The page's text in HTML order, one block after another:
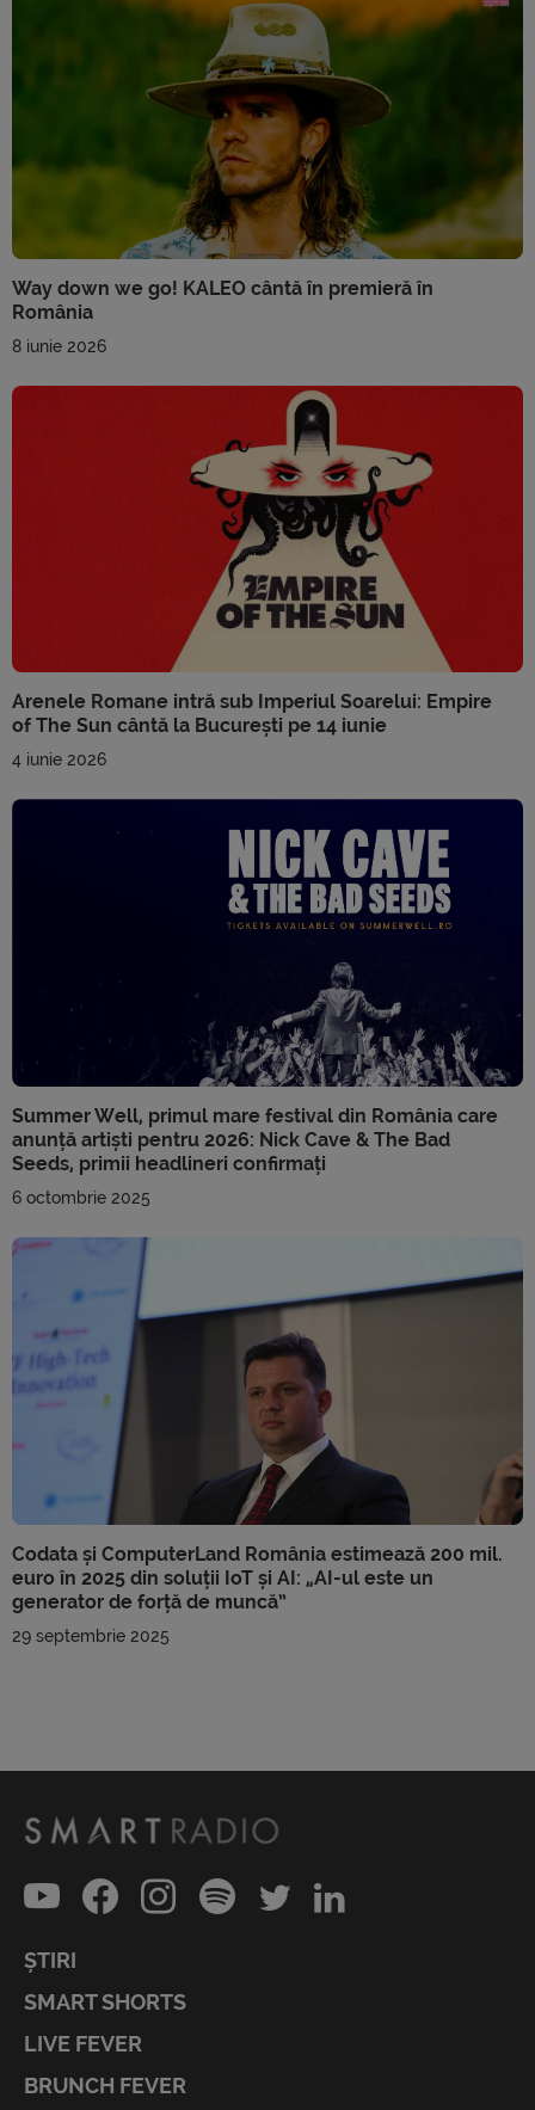
Way down we go! KALEO cântă în premieră în
România
8 iunie 2026
Arenele Romane intră sub Imperiul Soarelui: Empire
of The Sun cântă la București pe 14 iunie
4 iunie 2026
Summer Well, primul mare festival din România care
anunță artiști pentru 2026: Nick Cave & The Bad
Seeds, primii headlineri confirmați
6 octombrie 2025
Codata și ComputerLand România estimează 200 mil.
euro în 2025 din soluții IoT și AI: „AI-ul este un
generator de forță de muncă”
29 septembrie 2025
ȘTIRI
SMART SHORTS
LIVE FEVER
BRUNCH FEVER